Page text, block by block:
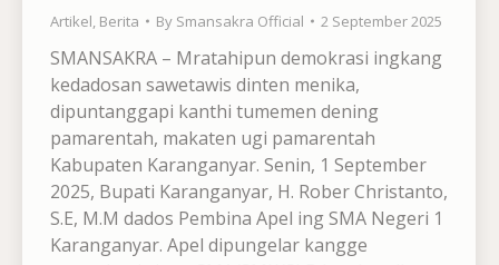
Artikel Berita By Smansakra Official 2 September 2025
SMANSAKRA – Mratahipun demokrasi ingkang
kedadosan sawetawis dinten menika,
dipuntanggapi kanthi tumemen dening
pamarentah, makaten ugi pamarentah
Kabupaten Karanganyar. Senin, 1 September
2025, Bupati Karanganyar, H. Rober Christanto,
S.E, M.M dados Pembina Apel ing SMA Negeri 1
Karanganyar. Apel dipungelar kangge